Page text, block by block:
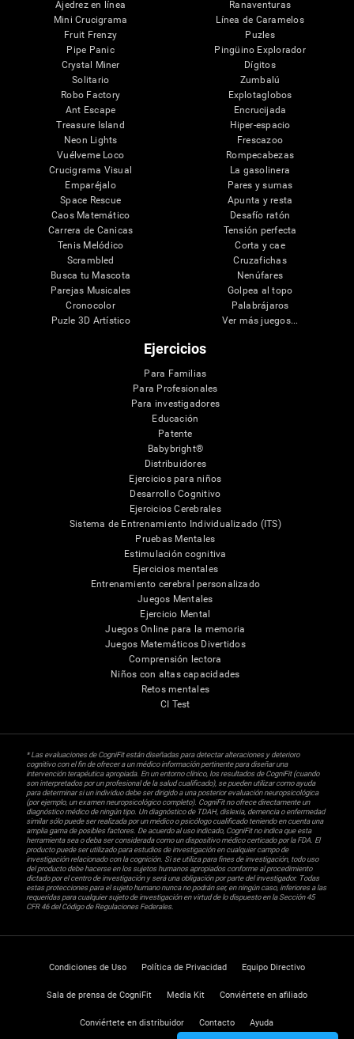
Ajedrez en línea
Mini Crucigrama
Fruit Frenzy
Pipe Panic
Crystal Miner
Solitario
Robo Factory
Ant Escape
Treasure Island
Neon Lights
Vuélveme Loco
Crucigrama Visual
Emparéjalo
Space Rescue
Caos Matemático
Carrera de Canicas
Tenis Melódico
Scrambled
Busca tu Mascota
Parejas Musicales
Cronocolor
Puzle 3D Artístico
Ranaventuras
Línea de Caramelos
Puzles
Pingüino Explorador
Dígitos
Zumbalú
Explotaglobos
Encrucijada
Hiper-espacio
Frescazoo
Rompecabezas
La gasolinera
Pares y sumas
Apunta y resta
Desafío ratón
Tensión perfecta
Corta y cae
Cruzafichas
Nenúfares
Golpea al topo
Palabrájaros
Ver más juegos...
Ejercicios
Para Familias
Para Profesionales
Para investigadores
Educación
Patente
Babybright®
Distribuidores
Ejercicios para niños
Desarrollo Cognitivo
Ejercicios Cerebrales
Sistema de Entrenamiento Individualizado (ITS)
Pruebas Mentales
Estimulación cognitiva
Ejercicios mentales
Entrenamiento cerebral personalizado
Juegos Mentales
Ejercicio Mental
Juegos Online para la memoria
Juegos Matemáticos Divertidos
Comprensión lectora
Niños con altas capacidades
Retos mentales
CI Test
* Las evaluaciones de CogniFit están diseñadas para detectar alteraciones y deterioro
cognitivo con el fin de ofrecer a un médico información pertinente para diseñar una
intervención terapéutica apropiada. En un entorno clínico, los resultados de CogniFit (cuando
son interpretados por un profesional de la salud cualificado), se pueden utilizar como ayuda
para determinar si un individuo debe ser dirigido a una posterior evaluación neuropsicológica
(por ejemplo, un examen neuropsicológico completo). CogniFit no ofrece directamente un
diagnóstico médico de ningún tipo. Un diagnóstico de TDAH, dislexia, demencia o enfermedad
similar sólo puede ser realizada por un médico o psicólogo cualificado teniendo en cuenta una
amplia gama de posibles factores. De acuerdo al uso indicado, CogniFit no indica que esta
herramienta sea o deba ser considerada como un dispositivo médico certicado por la FDA. El
producto puede ser utilizado para estudios de investigación en cualquier campo de
investigación relacionado con la cognición. Si se utiliza para fines de investigación, todo uso
del producto debe hacerse en los sujetos humanos apropiados conforme al procedimiento
dictado por el centro de investigación y será una obligación por parte del investigador. Todas
estas protecciones para el sujeto humano nunca no podrán ser, en ningún caso, inferiores a las
requeridas para cualquier sujeto de investigación en virtud de lo dispuesto en la Sección 45
CFR 46 del Código de Regulaciones Federales.
Condiciones de Uso Política de Privacidad Equipo Directivo
Sala de prensa de CogniFit Media Kit Conviértete en afiliado
Conviértete en distribuidor Contacto Ayuda